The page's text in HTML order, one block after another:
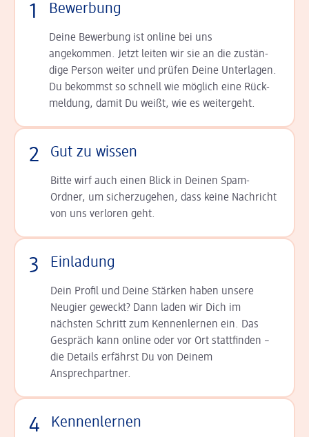
1 Bewerbung
Deine Bewerbung ist online bei uns
angekommen. Jetzt leiten wir sie an die zu­stän­
dige Person weiter und prüfen Deine Unterlagen.
Du bekommst so schnell wie möglich eine Rück­
meldung, damit Du weißt, wie es weitergeht.
2 Gut zu wissen
Bitte wirf auch einen Blick in Deinen Spam-
Ordner, um sicherzugehen, dass keine Nachricht
von uns verloren geht.
3 Einladung
Dein Profil und Deine Stär­ken haben unsere
Neugier geweckt? Dann laden wir Dich im
nächsten Schritt zum Kennen­lernen ein. Das
Gespräch kann online oder vor Ort statt­finden –
die Details er­fährst Du von Deinem
Ansprechpartner.
4 Kennenlernen